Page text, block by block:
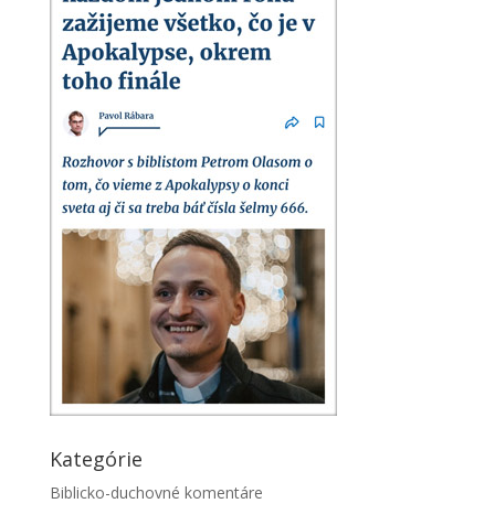
Kategórie
Biblicko-duchovné komentáre